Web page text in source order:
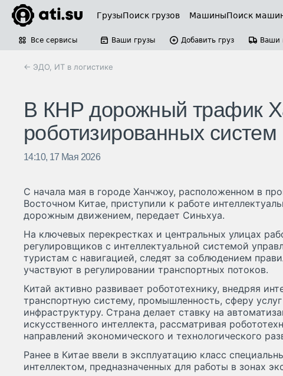
ГрузыПоиск грузов МашиныПоиск
Все сервисы Ваши грузы Добавить груз Ваши
← ЭДО, ИТ в логистике
В КНР дорожный трафик
роботизированных систем
14:10, 17 Мая 2026
С начала мая в городе Ханчжоу, расположенном в
Восточном Китае, приступили к работе
дорожным движением, передает Синьхуа.
На ключевых перекрестках и центральных улицах
регулировщиков с интеллектуальной системой
туристам с навигацией, следят за соблюдением
участвуют в регулировании транспортных потоков.
Китай активно развивает робототехнику, внедряя
транспортную систему, промышленность, сферу
инфраструктуру. Страна делает ставку на
искусственного интеллекта, рассматривая
направлений экономического и технологического
Ранее в Китае ввели в эксплуатацию класс
интеллектом, предназначенных для работы в зонах